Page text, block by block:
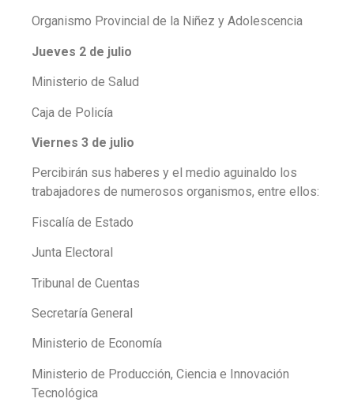
Organismo Provincial de la Niñez y Adolescencia
Jueves 2 de julio
Ministerio de Salud
Caja de Policía
Viernes 3 de julio
Percibirán sus haberes y el medio aguinaldo los
trabajadores de numerosos organismos, entre ellos:
Fiscalía de Estado
Junta Electoral
Tribunal de Cuentas
Secretaría General
Ministerio de Economía
Ministerio de Producción, Ciencia e Innovación
Tecnológica